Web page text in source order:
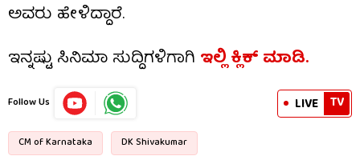
ಅವರು ಹೇಳಿದ್ದಾರೆ.
ಇನ್ನಷ್ಟು ಸಿನಿಮಾ ಸುದ್ದಿಗಳಿಗಾಗಿ ಇಲ್ಲಿ ಕ್ಲಿಕ್​ ಮಾಡಿ.
Follow Us LIVE TV
CM of Karnataka DK Shivakumar